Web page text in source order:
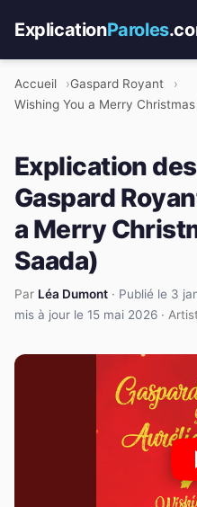
ExplicationParoles
Accueil
Gaspard Royant
Wishing You a Merry
Explication
Gaspard
a Merry
Saada)
Par Léa Dumont · Publié le 3
mis à jour le 15 mai 2026 ·